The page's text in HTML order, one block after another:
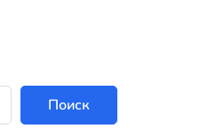
Поиск